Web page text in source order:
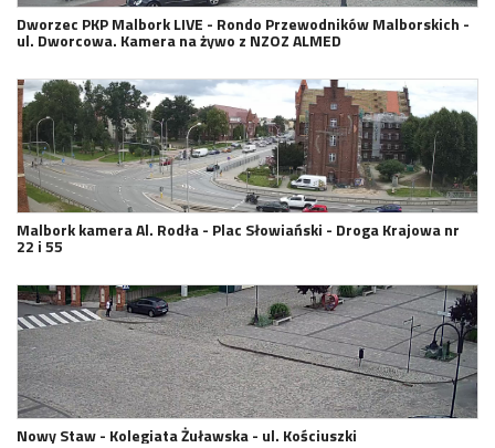
Dworzec PKP Malbork LIVE - Rondo Przewodników Malborskich -
ul. Dworcowa. Kamera na żywo z NZOZ ALMED
Malbork kamera Al. Rodła - Plac Słowiański - Droga Krajowa nr
22 i 55
Nowy Staw - Kolegiata Żuławska - ul. Kościuszki